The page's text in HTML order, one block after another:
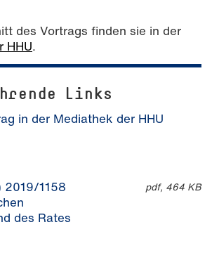
des Vortrags finden sie in der
HHU.
Links
in der Mediathek der HHU
2019/1158
des Rates
pdf, 464 KB